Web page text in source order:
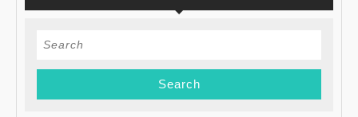
Search